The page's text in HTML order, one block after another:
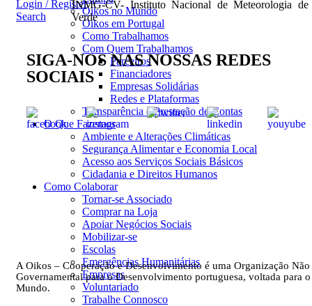
Login / Register
Search
Oikos no Mundo
Oikos em Portugal
Como Trabalhamos
Com Quem Trabalhamos
Parceiros
Financiadores
Empresas Solidárias
Redes e Plataformas
Transparência e Prestação de Contas
O Que Fazemos
Ambiente e Alterações Climáticas
Segurança Alimentar e Economia Local
Acesso aos Serviços Sociais Básicos
Cidadania e Direitos Humanos
Como Colaborar
Tornar-se Associado
Comprar na Loja
Apoiar Negócios Sociais
Mobilizar-se
Escolas
Emergências Humanitárias
Empresas
Voluntariado
Trabalhe Connosco
INMG-CV- Instituto Nacional de Meteorologia de
Verde
SIGA-NOS NAS NOSSAS REDES
SOCIAIS
A Oikos – Cooperação e Desenvolvimento é uma Organização Não
Governamental para o Desenvolvimento portuguesa, voltada para o
Mundo.